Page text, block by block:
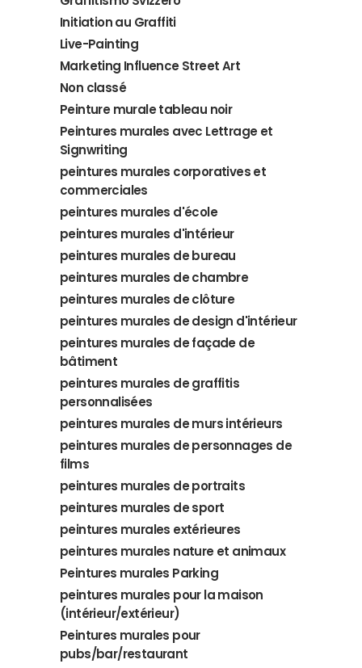
Initiation au Graffiti
Live-Painting
Marketing Influence Street Art
Non classé
Peinture murale tableau noir
Peintures murales avec Lettrage et
Signwriting
peintures murales corporatives et
commerciales
peintures murales d'école
peintures murales d'intérieur
peintures murales de bureau
peintures murales de chambre
peintures murales de clôture
peintures murales de design d'intérieur
peintures murales de façade de
bâtiment
peintures murales de graffitis
personnalisées
peintures murales de murs intérieurs
peintures murales de personnages de
films
peintures murales de portraits
peintures murales de sport
peintures murales extérieures
peintures murales nature et animaux
Peintures murales Parking
peintures murales pour la maison
(intérieur/extérieur)
Peintures murales pour
pubs/bar/restaurant